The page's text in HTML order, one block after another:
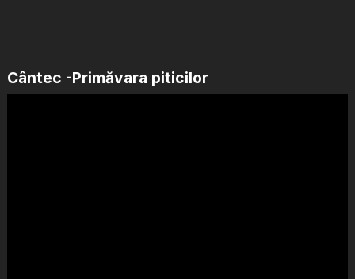
Cântec -Primăvara piticilor